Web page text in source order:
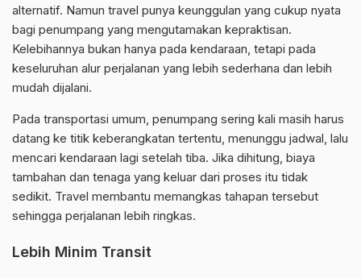
alternatif. Namun travel punya keunggulan yang cukup nyata
bagi penumpang yang mengutamakan kepraktisan.
Kelebihannya bukan hanya pada kendaraan, tetapi pada
keseluruhan alur perjalanan yang lebih sederhana dan lebih
mudah dijalani.
Pada transportasi umum, penumpang sering kali masih harus
datang ke titik keberangkatan tertentu, menunggu jadwal, lalu
mencari kendaraan lagi setelah tiba. Jika dihitung, biaya
tambahan dan tenaga yang keluar dari proses itu tidak
sedikit. Travel membantu memangkas tahapan tersebut
sehingga perjalanan lebih ringkas.
Lebih Minim Transit